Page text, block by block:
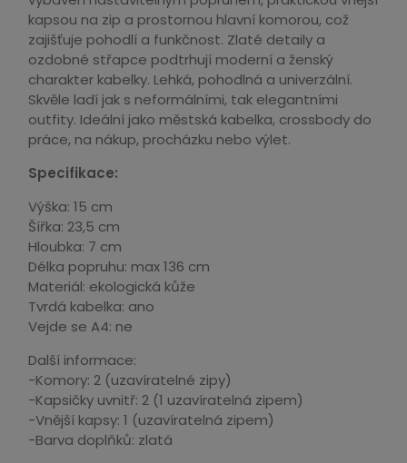
kapsou na zip a prostornou hlavní komorou, což
zajišťuje pohodlí a funkčnost. Zlaté detaily a
ozdobné střapce podtrhují moderní a ženský
charakter kabelky. Lehká, pohodlná a univerzální.
Skvěle ladí jak s neformálními, tak elegantními
outfity. Ideální jako městská kabelka, crossbody do
práce, na nákup, procházku nebo výlet.
Specifikace:
Výška: 15 cm
Šířka: 23,5 cm
Hloubka: 7 cm
Délka popruhu: max 136 cm
Materiál: ekologická kůže
Tvrdá kabelka: ano
Vejde se A4: ne
Další informace:
-Komory: 2 (uzavíratelné zipy)
-Kapsičky uvnitř: 2 (1 uzavíratelná zipem)
-Vnější kapsy: 1 (uzavíratelná zipem)
-Barva doplňků: zlatá